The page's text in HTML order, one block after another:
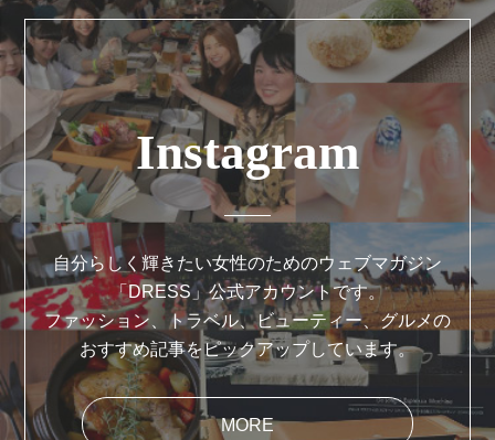
Instagram
自分らしく輝きたい女性のためのウェブマガジン
「DRESS」公式アカウントです。
ファッション、トラベル、ビューティー、グルメの
おすすめ記事をピックアップしています。
MORE